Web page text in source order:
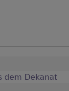
dem Dekanat